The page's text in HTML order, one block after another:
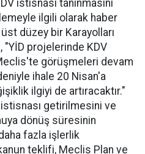
istisnası tanınmasını
ilgili olarak haber
düzey bir Karayolları
projelerinde KDV
görüşmeleri devam
ihale 20 Nisan'a
ilgiyi de artıracaktır."
getirilmesini ve
dönüş süresinin
fazla işlerlik
teklifi, Meclis Plan ve